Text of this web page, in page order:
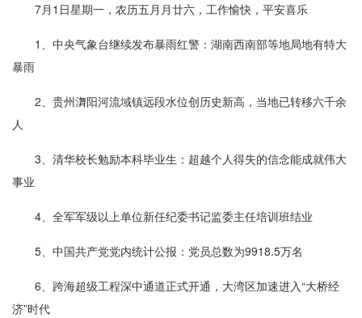
7月1日星期一，农历五月月廿六，工作愉快，平安喜乐
1、中央气象台继续发布暴雨红警：湖南西南部等地局地有特大
暴雨
2、贵州㵲阳河流域镇远段水位创历史新高，当地已转移六千余
人
3、清华校长勉励本科毕业生：超越个人得失的信念能成就伟大
事业
4、全军军级以上单位新任纪委书记监委主任培训班结业
5、中国共产党党内统计公报：党员总数为9918.5万名
6、跨海超级工程深中通道正式开通，大湾区加速进入“大桥经
济”时代